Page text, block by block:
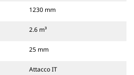
1230 mm
2.6 m³
25 mm
Attacco IT